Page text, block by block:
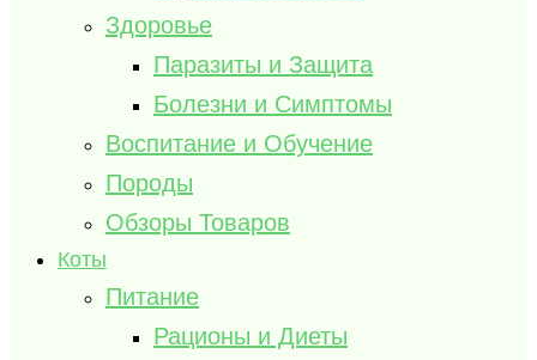
Здоровье
Паразиты и Защита
Болезни и Симптомы
Воспитание и Обучение
Породы
Обзоры Товаров
Коты
Питание
Рационы и Диеты